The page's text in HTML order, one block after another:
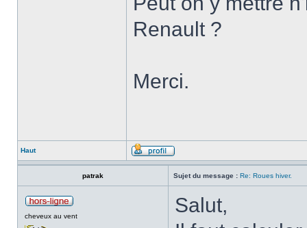
Renault ?
Merci.
Haut
patrak Sujet du message : Re: Roues hiver.
cheveux au vent
Salut,